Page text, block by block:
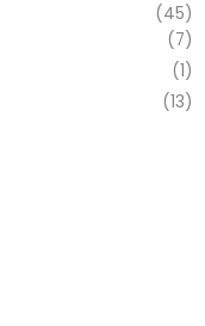
(45)
(7)
(1)
(13)